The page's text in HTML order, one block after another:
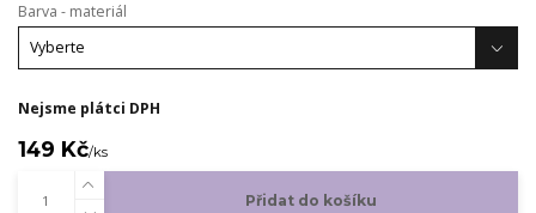
Barva - materiál
Nejsme plátci DPH
149 Kč/ks
Přidat do košíku